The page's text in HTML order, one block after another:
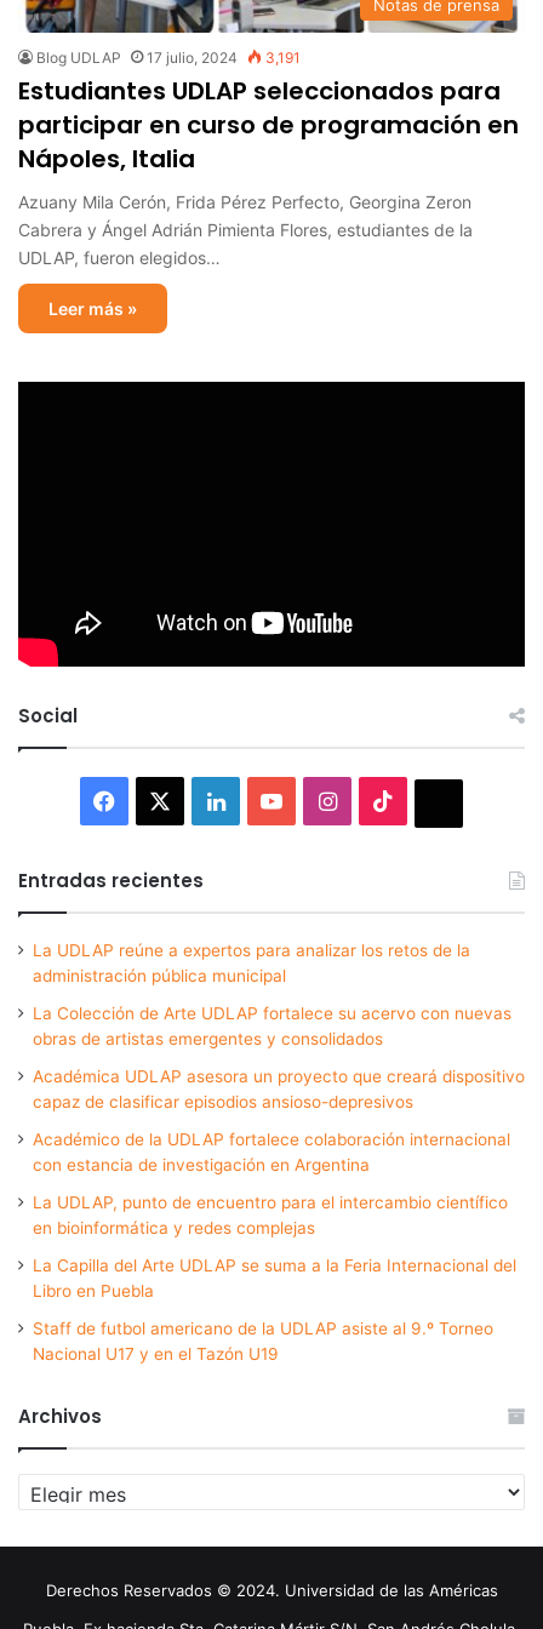
Notas de prensa
Blog UDLAP 17 julio, 2024 3,191
Estudiantes UDLAP seleccionados para
participar en curso de programación en
Nápoles, Italia
Azuany Mila Cerón, Frida Pérez Perfecto, Georgina Zeron
Cabrera y Ángel Adrián Pimienta Flores, estudiantes de la
UDLAP, fueron elegidos…
Leer más »
Social
Facebook LinkedInYouTubeInstagram
Entradas recientes
La UDLAP reúne a expertos para analizar los retos de la
administración pública municipal
La Colección de Arte UDLAP fortalece su acervo con nuevas
obras de artistas emergentes y consolidados
Académica UDLAP asesora un proyecto que creará dispositivo
capaz de clasificar episodios ansioso-depresivos
Académico de la UDLAP fortalece colaboración internacional
con estancia de investigación en Argentina
La UDLAP, punto de encuentro para el intercambio científico
en bioinformática y redes complejas
La Capilla del Arte UDLAP se suma a la Feria Internacional del
Libro en Puebla
Staff de futbol americano de la UDLAP asiste al 9.º Torneo
Nacional U17 y en el Tazón U19
Archivos
Archivos
Derechos Reservados © 2024. Universidad de las Américas